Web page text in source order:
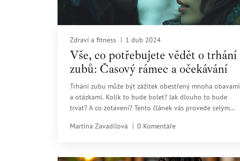
Zdraví a fitness 1 dub 2024
Vše, co potřebujete vědět o trhání
zubů: Časový rámec a očekávání
Trhání zubu může být zážitek obestřený mnoha obavami
a otázkami. Kolik to bude bolet? Jak dlouho to bude
trvat? A co zotavení? Tento článek vás provede celým
zotavení, a poskytne vám veškeré informace potřebné
Martina Zavadilová 0 Komentáře